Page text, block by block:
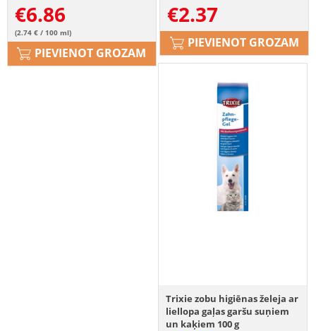
€6.86
(2.74 € / 100 ml)
PIEVIENOT GROZAM
€2.37
PIEVIENOT GROZAM
Trixie zobu higiēnas želeja ar
liellopa gaļas garšu suņiem
un kaķiem 100 g